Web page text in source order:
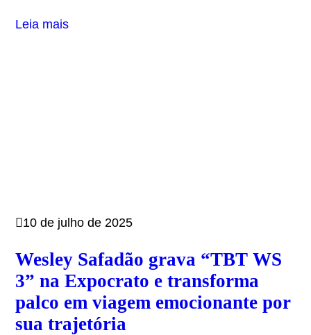
Leia mais
10 de julho de 2025
Wesley Safadão grava “TBT WS
3” na Expocrato e transforma
palco em viagem emocionante por
sua trajetória